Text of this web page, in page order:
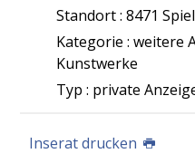
Standort : 8471
Kategorie : weitere
Kunstwerke
Typ : private
Inserat drucken